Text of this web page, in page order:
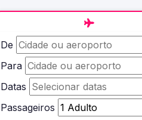
De
Para
Datas
Passageiros